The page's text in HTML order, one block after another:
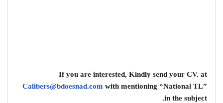
If you are interested, Kindly send your CV. at
Calibers@bdoesnad.com with mentioning “National TL”
in the subject.